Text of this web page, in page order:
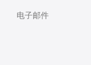
电子邮件